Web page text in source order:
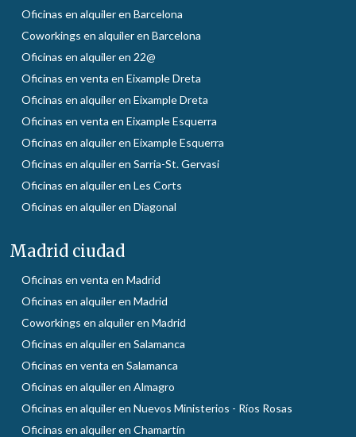
Oficinas en alquiler en Barcelona
Coworkings en alquiler en Barcelona
Oficinas en alquiler en 22@
Oficinas en venta en Eixample Dreta
Oficinas en alquiler en Eixample Dreta
Oficinas en venta en Eixample Esquerra
Oficinas en alquiler en Eixample Esquerra
Oficinas en alquiler en Sarria-St. Gervasi
Oficinas en alquiler en Les Corts
Oficinas en alquiler en Diagonal
Madrid ciudad
Oficinas en venta en Madrid
Oficinas en alquiler en Madrid
Coworkings en alquiler en Madrid
Oficinas en alquiler en Salamanca
Oficinas en venta en Salamanca
Oficinas en alquiler en Almagro
Oficinas en alquiler en Nuevos Ministerios - Ríos Rosas
Oficinas en alquiler en Chamartín